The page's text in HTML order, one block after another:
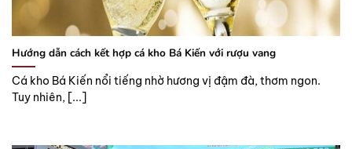
Hướng dẫn cách kết hợp cá kho Bá Kiến với rượu vang
Cá kho Bá Kiến nổi tiếng nhờ hương vị đậm đà, thơm ngon.
Tuy nhiên, [...]